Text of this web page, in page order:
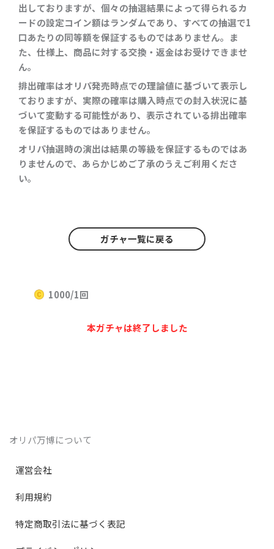
出しておりますが、個々の抽選結果によって得られるカ
ードの設定コイン額はランダムであり、すべての抽選で1
口あたりの同等額を保証するものではありません。ま
た、仕様上、商品に対する交換・返金はお受けできませ
ん。
排出確率はオリパ発売時点での理論値に基づいて表示し
ておりますが、実際の確率は購入時点での封入状況に基
づいて変動する可能性があり、表示されている排出確率
を保証するものではありません。
オリパ抽選時の演出は結果の等級を保証するものではあ
りませんので、あらかじめご了承のうえご利用くださ
い。
ガチャ一覧に戻る
1000/1回
本ガチャは終了しました
オリパ万博について
運営会社
利用規約
特定商取引法に基づく表記